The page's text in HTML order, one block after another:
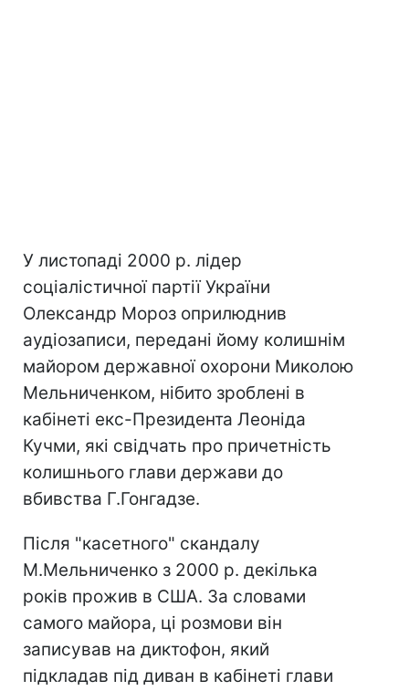
У листопаді 2000 р. лідер
соціалістичної партії України
Олександр Мороз оприлюднив
аудіозаписи, передані йому колишнім
майором державної охорони Миколою
Мельниченком, нібито зроблені в
кабінеті екс-Президента Леоніда
Кучми, які свідчать про причетність
колишнього глави держави до
вбивства Г.Гонгадзе.
Після "касетного" скандалу
М.Мельниченко з 2000 р. декілька
років прожив в США. За словами
самого майора, ці розмови він
записував на диктофон, який
підкладав під диван в кабінеті глави